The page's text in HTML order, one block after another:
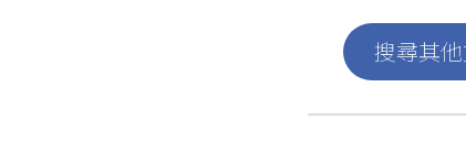
搜尋其